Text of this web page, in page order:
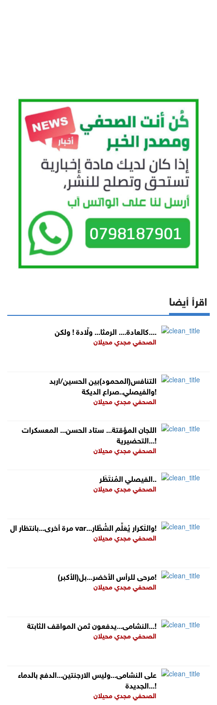
اقرأ أيضا
كالعادة.... الرمثا... ولّادة ! ولكن....
الصحفي مجدي محيلان
التنافس(المحمود)بين الحسين/اربد
والفيصلي..صراع الديكة!
الصحفي مجدي محيلان
اللجان المؤقتة... ستاد الحسن... المعسكرات
التحضيرية...!
الصحفي مجدي محيلان
الفيصلي المُنتَظَر..
الصحفي مجدي محيلان
مرة أخرى...بانتظار ال var...والتَكرار يُعَلِّم الشُطَّار!
الصحفي مجدي محيلان
مرحى للرأس الأخضر...بل(الأكبر)!
الصحفي مجدي محيلان
النشامى...يدفعون ثمن المواقف الثابتة...!
الصحفي مجدي محيلان
على النشامى...وليس الارجنتين...الدفع بالدماء
الجديدة...!
الصحفي مجدي محيلان